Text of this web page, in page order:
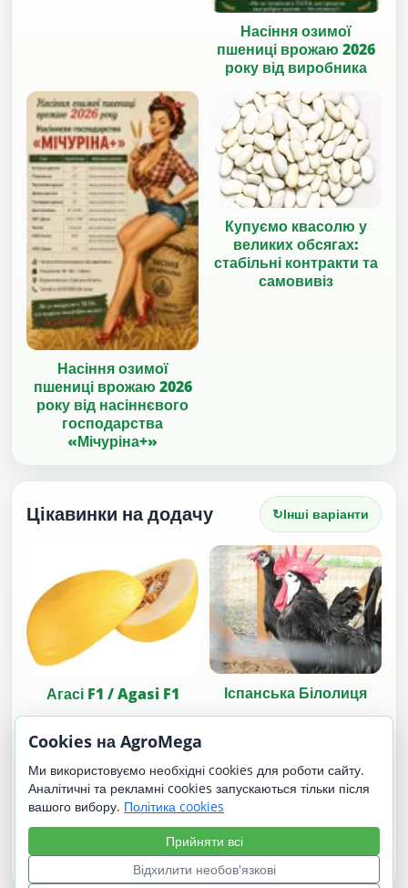
Насіння озимої
пшениці врожаю 2026
року від виробника
Насіння озимої
пшениці врожаю 2026
року від насіннєвого
господарства
«Мічуріна+»
Купуємо квасолю у
великих обсягах:
стабільні контракти та
самовивіз
Цікавинки на додачу ↻Інші варіанти
Агасі F1 / Agasi F1 Іспанська Білолиця
Бразильський Еверест
Cookies на AgroMega
Ми використовуємо необхідні cookies для роботи сайту.
Аналітичні та рекламні cookies запускаються тільки після
вашого вибору. Політика cookies
Прийняти всі
Відхилити необов'язкові